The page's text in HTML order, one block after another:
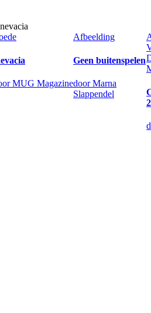
MUG Magazine
Afbeelding
Geen buitenspelen
door Marna
Slappendel